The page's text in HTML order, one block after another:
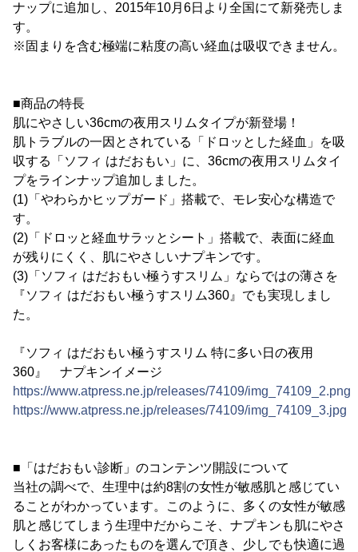
ナップに追加し、2015年10月6日より全国にて新発売しま
す。
※固まりを含む極端に粘度の高い経血は吸収できません。
■商品の特長
肌にやさしい36cmの夜用スリムタイプが新登場！
肌トラブルの一因とされている「ドロッとした経血」を吸
収する「ソフィ はだおもい」に、36cmの夜用スリムタイ
プをラインナップ追加しました。
(1)「やわらかヒップガード」搭載で、モレ安心な構造で
す。
(2)「ドロッと経血サラッとシート」搭載で、表面に経血
が残りにくく、肌にやさしいナプキンです。
(3)「ソフィ はだおもい極うすスリム」ならではの薄さを
『ソフィ はだおもい極うすスリム360』でも実現しまし
た。
『ソフィ はだおもい極うすスリム 特に多い日の夜用
360』 ナプキンイメージ
https://www.atpress.ne.jp/releases/74109/img_74109_2.png
https://www.atpress.ne.jp/releases/74109/img_74109_3.jpg
■「はだおもい診断」のコンテンツ開設について
当社の調べで、生理中は約8割の女性が敏感肌と感じてい
ることがわかっています。このように、多くの女性が敏感
肌と感じてしまう生理中だからこそ、ナプキンも肌にやさ
しくお客様にあったものを選んで頂き、少しでも快適に過